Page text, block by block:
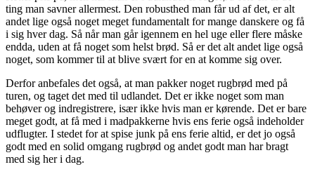
ting man savner allermest. Den robusthed man får ud af det, er alt
andet lige også noget meget fundamentalt for mange danskere og få
i sig hver dag. Så når man går igennem en hel uge eller flere måske
endda, uden at få noget som helst brød. Så er det alt andet lige også
noget, som kommer til at blive svært for en at komme sig over.
Derfor anbefales det også, at man pakker noget rugbrød med på
turen, og taget det med til udlandet. Det er ikke noget som man
behøver og indregistrere, især ikke hvis man er kørende. Det er bare
meget godt, at få med i madpakkerne hvis ens ferie også indeholder
udflugter. I stedet for at spise junk på ens ferie altid, er det jo også
godt med en solid omgang rugbrød og andet godt man har bragt
med sig her i dag.